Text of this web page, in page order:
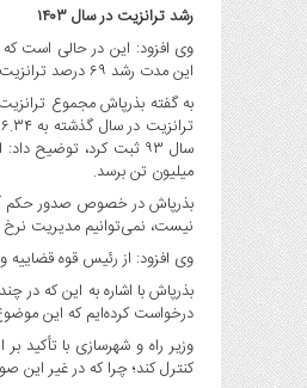
رشد ترانزیت در سال ۱۴۰۳
این مدت رشد ۶۹ درصد ترانزیت جاده‌ای و رشد ۵۵ درصدی کل ترانزیت را نسبت به ۳ماهه سال ۱۴۰۱ تجربه کردیم.
میلیون تن برسد.
بذرپاش در خصوص صدور حکم
نیست، نمی‌توانیم مدیریت نرخ آن
وی افزود: از رئیس قوه
بذرپاش با اشاره به این که
درخواست کرده‌ایم که این
وزیر راه و شهرسازی با تأکید
کنترل کند؛ چرا که در غیر